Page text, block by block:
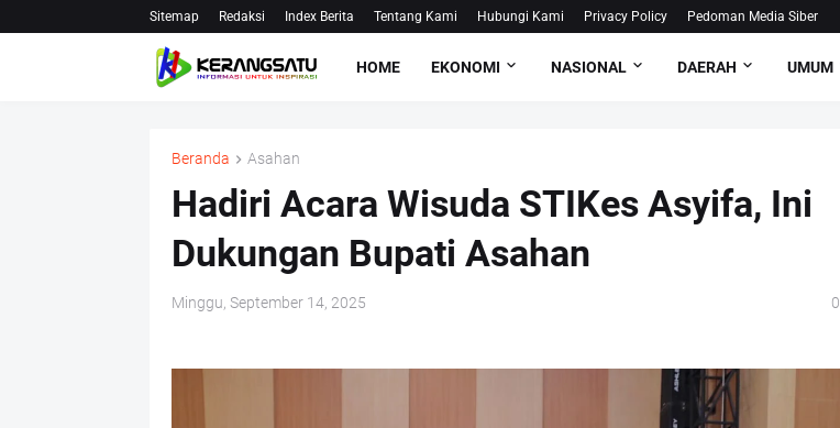
Sitemap Redaksi Index Berita Tentang Kami Hubungi Kami Privacy Policy Pedoman Media Siber
HOME EKONOMI NASIONAL DAERAH UMUM
Beranda Asahan
Hadiri Acara Wisuda STIKes Asyifa, Ini
Dukungan Bupati Asahan
Minggu, September 14, 2025 0